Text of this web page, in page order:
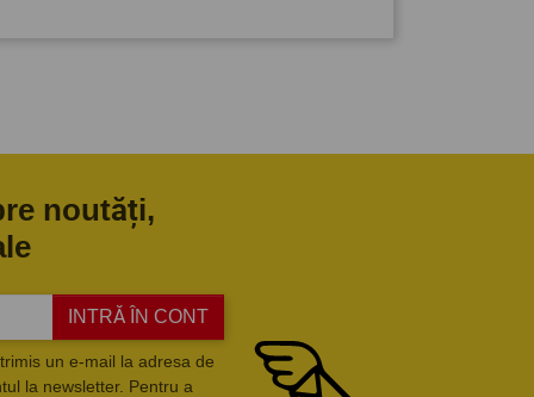
noutăți,
INTRĂ ÎN CONT
un e-mail la adresa de
la newsletter. Pentru a